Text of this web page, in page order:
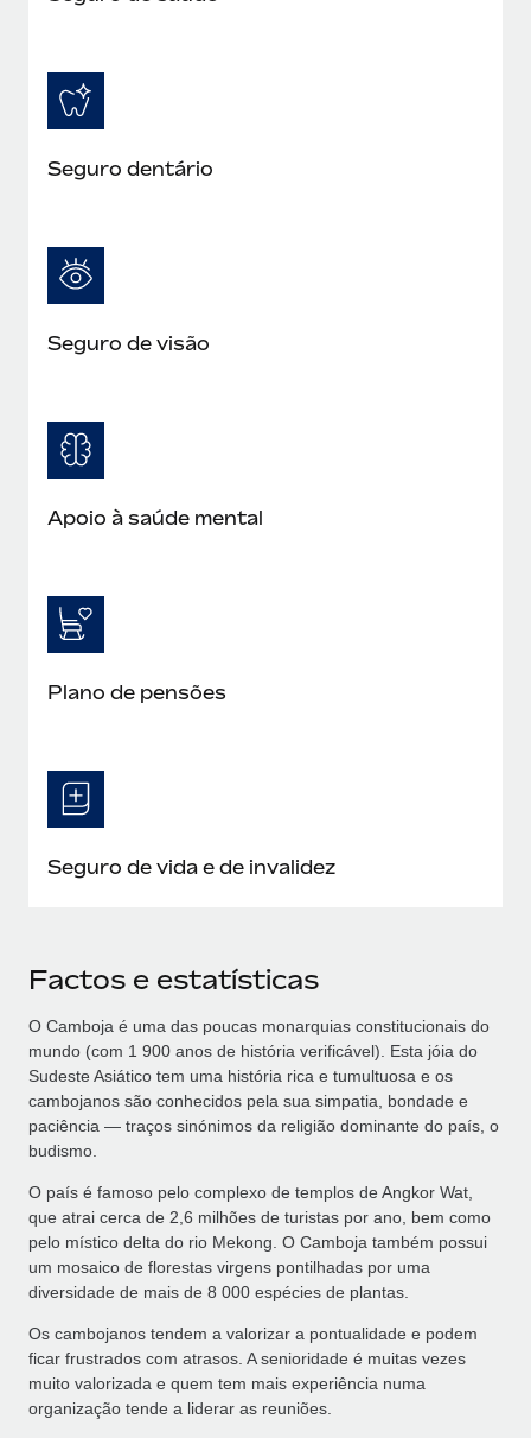
Seguro dentário
Seguro de visão
Apoio à saúde mental
Plano de pensões
Seguro de vida e de invalidez
Factos e estatísticas
O Camboja é uma das poucas monarquias constitucionais do
mundo (com 1 900 anos de história verificável). Esta jóia do
Sudeste Asiático tem uma história rica e tumultuosa e os
cambojanos são conhecidos pela sua simpatia, bondade e
paciência — traços sinónimos da religião dominante do país, o
budismo.
O país é famoso pelo complexo de templos de Angkor Wat,
que atrai cerca de 2,6 milhões de turistas por ano, bem como
pelo místico delta do rio Mekong. O Camboja também possui
um mosaico de florestas virgens pontilhadas por uma
diversidade de mais de 8 000 espécies de plantas.
Os cambojanos tendem a valorizar a pontualidade e podem
ficar frustrados com atrasos. A senioridade é muitas vezes
muito valorizada e quem tem mais experiência numa
organização tende a liderar as reuniões.